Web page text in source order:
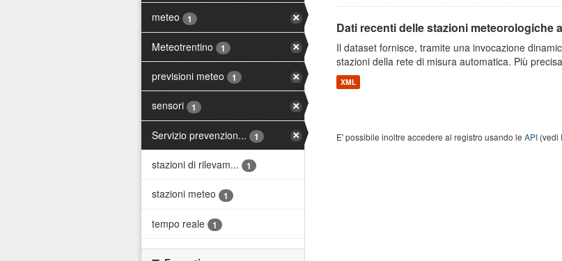
meteo 1
Meteotrentino 1
previsioni meteo 1
sensori 1
Servizio prevenzion... 1
stazioni di rilevam... 1
stazioni meteo 1
tempo reale 1
Dati recenti delle stazioni meteorologiche
Il dataset fornisce, tramite una invocazione
stazioni della rete di misura automatica. Più
XML
E' possibile inoltre accedere al registro usando le API(vedi